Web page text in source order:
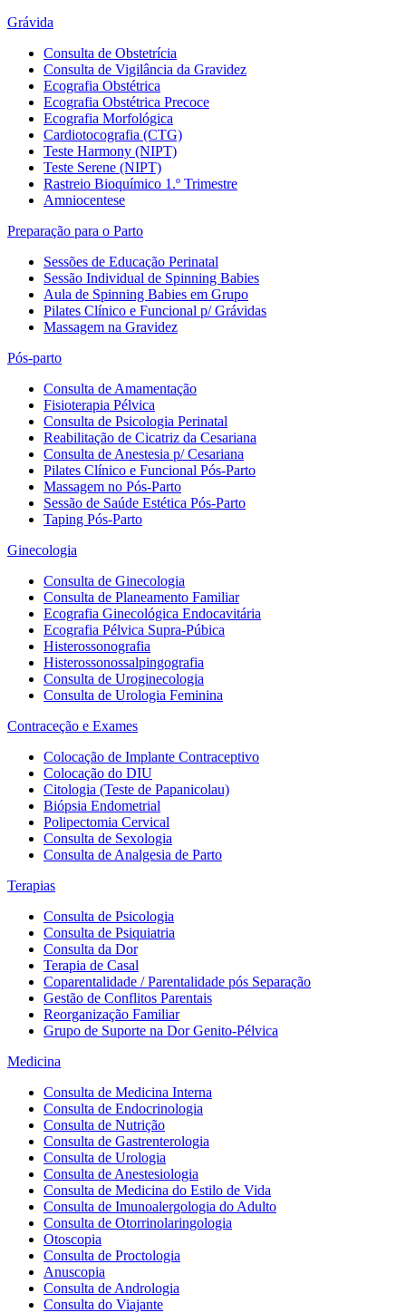
Grávida
Consulta de Obstetrícia
Consulta de Vigilância da Gravidez
Ecografia Obstétrica
Ecografia Obstétrica Precoce
Ecografia Morfológica
Cardiotocografia (CTG)
Teste Harmony (NIPT)
Teste Serene (NIPT)
Rastreio Bioquímico 1.º Trimestre
Amniocentese
Preparação para o Parto
Sessões de Educação Perinatal
Sessão Individual de Spinning Babies
Aula de Spinning Babies em Grupo
Pilates Clínico e Funcional p/ Grávidas
Massagem na Gravidez
Pós-parto
Consulta de Amamentação
Fisioterapia Pélvica
Consulta de Psicologia Perinatal
Reabilitação de Cicatriz da Cesariana
Consulta de Anestesia p/ Cesariana
Pilates Clínico e Funcional Pós-Parto
Massagem no Pós-Parto
Sessão de Saúde Estética Pós-Parto
Taping Pós-Parto
Ginecologia
Consulta de Ginecologia
Consulta de Planeamento Familiar
Ecografia Ginecológica Endocavitária
Ecografia Pélvica Supra-Púbica
Histerossonografia
Histerossonossalpingografia
Consulta de Uroginecologia
Consulta de Urologia Feminina
Contraceção e Exames
Colocação de Implante Contraceptivo
Colocação do DIU
Citologia (Teste de Papanicolau)
Biópsia Endometrial
Polipectomia Cervical
Consulta de Sexologia
Consulta de Analgesia de Parto
Terapias
Consulta de Psicologia
Consulta de Psiquiatria
Consulta da Dor
Terapia de Casal
Coparentalidade / Parentalidade pós Separação
Gestão de Conflitos Parentais
Reorganização Familiar
Grupo de Suporte na Dor Genito-Pélvica
Medicina
Consulta de Medicina Interna
Consulta de Endocrinologia
Consulta de Nutrição
Consulta de Gastrenterologia
Consulta de Urologia
Consulta de Anestesiologia
Consulta de Medicina do Estilo de Vida
Consulta de Imunoalergologia do Adulto
Consulta de Otorrinolaringologia
Otoscopia
Consulta de Proctologia
Anuscopia
Consulta de Andrologia
Consulta do Viajante